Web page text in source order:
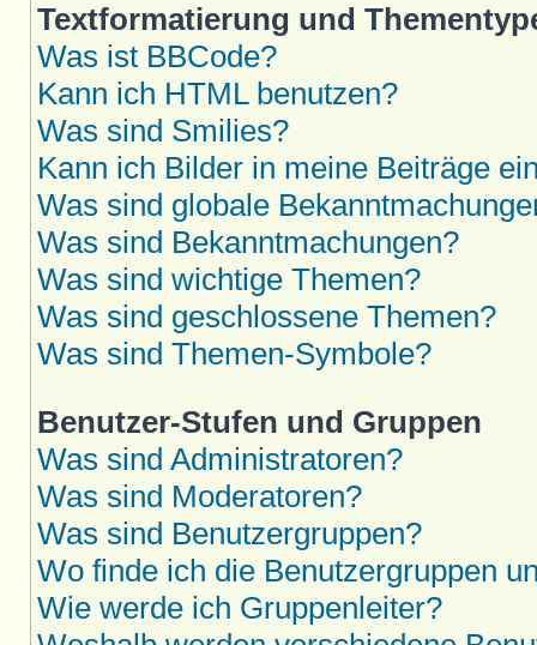
Textformatierung und
Was ist BBCode?
Kann ich HTML benutzen?
Was sind Smilies?
Kann ich Bilder in meine Beiträge
Was sind globale
Was sind Bekanntmachungen?
Was sind wichtige Themen?
Was sind geschlossene Themen?
Was sind Themen-Symbole?
Benutzer-Stufen und Gruppen
Was sind Administratoren?
Was sind Moderatoren?
Was sind Benutzergruppen?
Wo finde ich die Benutzergruppen
Wie werde ich Gruppenleiter?